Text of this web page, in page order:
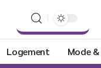
Logement Mode